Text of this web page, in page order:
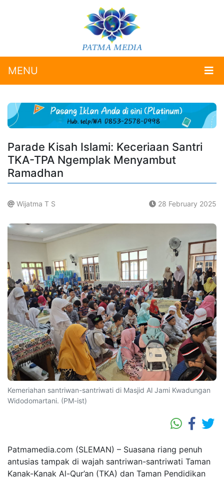
MENU
Parade Kisah Islami: Keceriaan Santri
TKA-TPA Ngemplak Menyambut
Ramadhan
Wijatma T S 28 February 2025
Kemeriahan santriwan-santriwati di Masjid Al Jami Kwadungan
Widodomartani. (PM-ist)
Patmamedia.com (SLEMAN) – Suasana riang penuh
antusias tampak di wajah santriwan-santriwati Taman
Kanak-Kanak Al-Qur’an (TKA) dan Taman Pendidikan